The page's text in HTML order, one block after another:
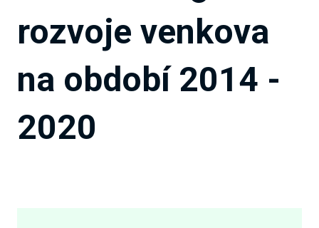
rozvoje venkova
na období 2014 -
2020